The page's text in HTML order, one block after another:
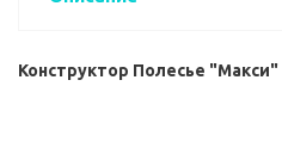
Конструктор Полесье